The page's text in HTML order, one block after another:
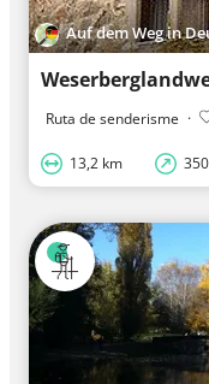
Auf dem Weg in
Ruta de senderisme ·
13,2 km